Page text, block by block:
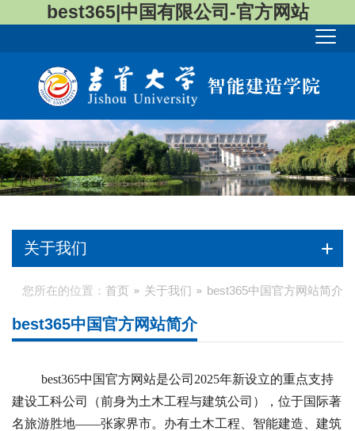
best365|中国有限公司-官方网站
关于我们
您所在的位置： 首页 关于我们 ​best365中国官方网站简介
​best365中国官方网站简介
best365中国官方网站是公司2025年新设立的重点支持
建设工科公司（前身为土木工程与建筑公司），位于国际著
名旅游胜地——张家界市。办有土木工程、智能建造、建筑